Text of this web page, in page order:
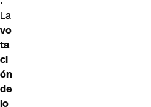
La
vo
ta
ci
ón
de
lo